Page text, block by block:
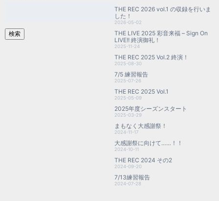
検索
THE REC 2026 vol.1 の収録を行いま
した！
2026-05-02
THE LIVE 2025 彩音来福 – Sign On
LIVE!! 終演御礼！
2025-11-24
THE REC 2025 Vol.2 終演！
2025-08-30
7/5 練習報告
2025-07-26
THE REC 2025 Vol.1
2025-05-09
2025年度シーズンスタート
2025-03-29
まもなく大感謝祭！
2024-11-17
大感謝祭に向けて……！！
2024-10-11
THE REC 2024 その2
2024-09-20
7/13練習報告
2024-07-28